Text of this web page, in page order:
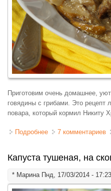
Приготовим очень домашнее,
говядины с грибами. Это рецепт
повара, который кормил Никиту
Подробнее о Лангет из
7 комментариев
Капуста тушеная, на
* МаринаПнд, 17/03/2014 - 17:23